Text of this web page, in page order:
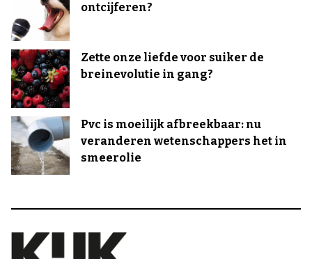
ontcijferen?
Zette onze liefde voor suiker de
breinevolutie in gang?
Pvc is moeilijk afbreekbaar: nu
veranderen wetenschappers het in
smeerolie